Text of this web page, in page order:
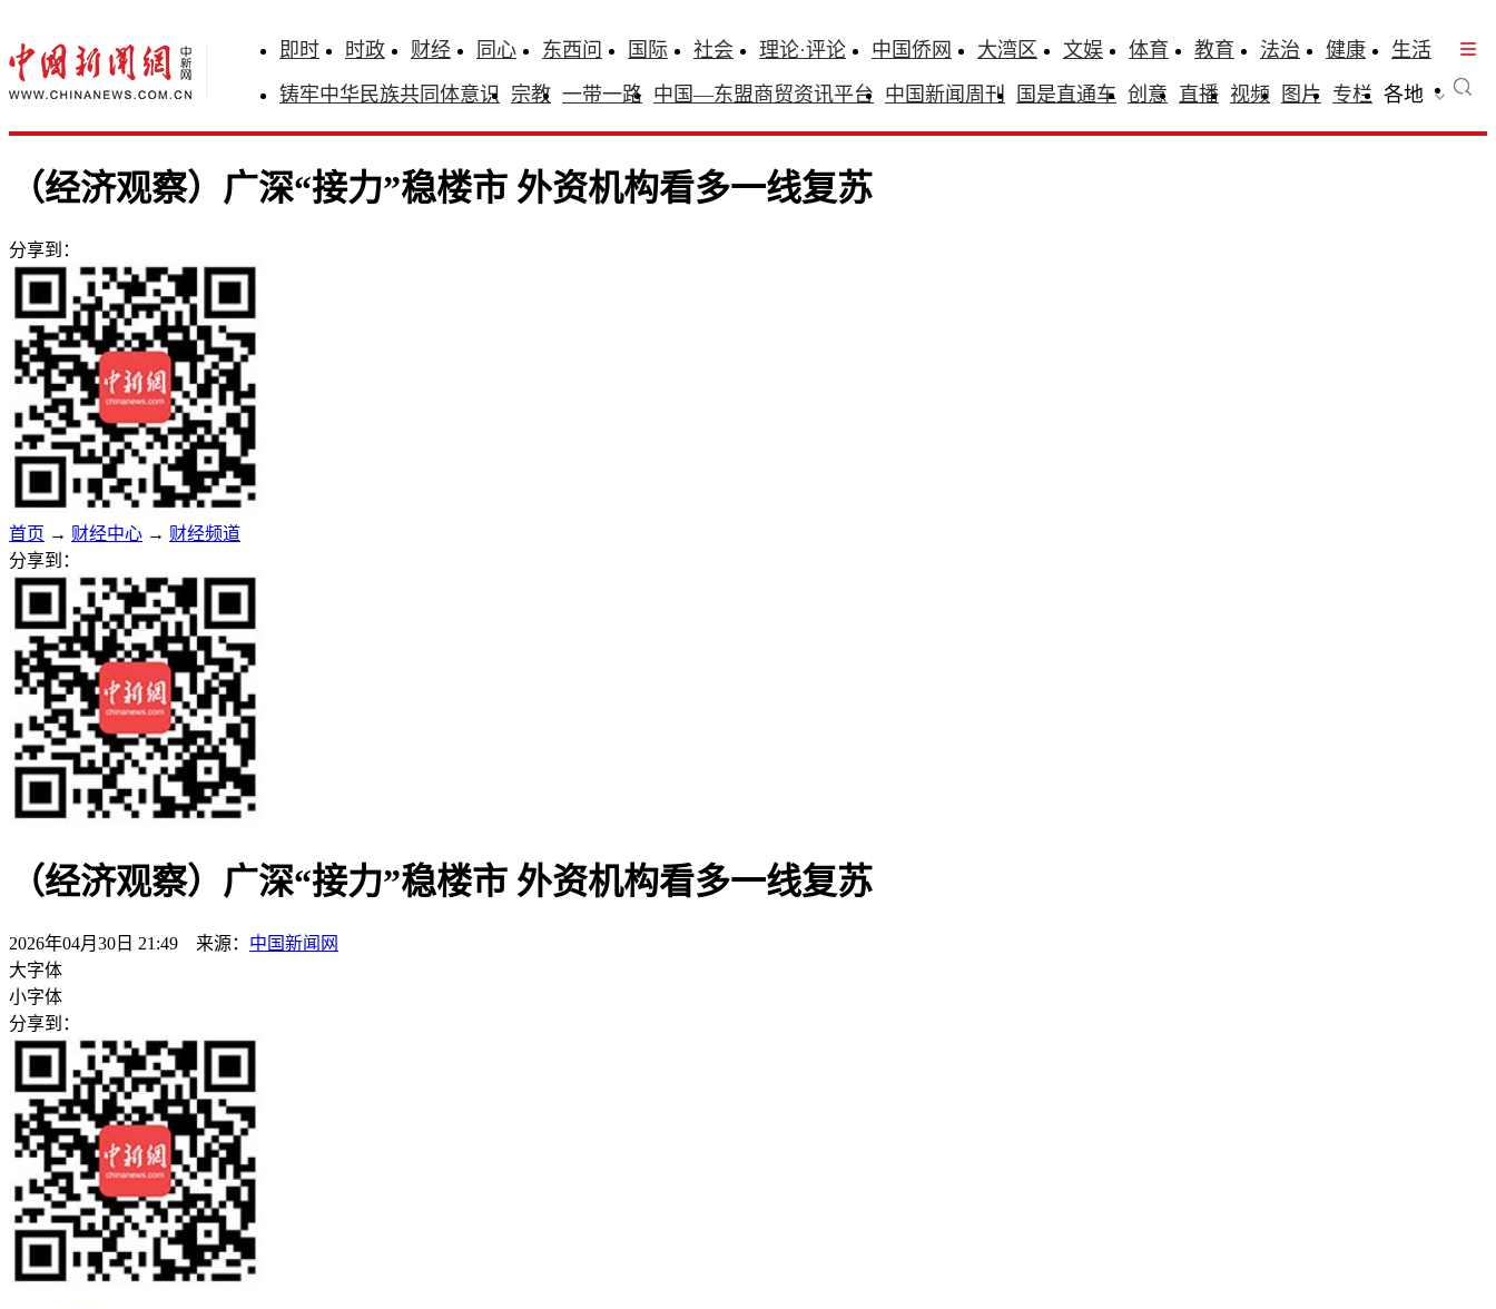
即时 时政 财经 同心 东西问 国际 社会 理论·评论 中国侨网 大湾区 文娱 体育 教育 法治 健康
生活
铸牢中华民族共同体意识 宗教 一带一路 中国—东盟商贸资讯平台 中国新闻周刊 国是直通车 创意 直播 视频 图片 专栏 各地
（经济观察）广深“接力”稳楼市 外资机构看多一线复苏
分享到：
首页 → 财经中心 → 财经频道
分享到：
（经济观察）广深“接力”稳楼市 外资机构看多一线复苏
2026年04月30日 21:49 来源： 中国新闻网
大字体
小字体
分享到：